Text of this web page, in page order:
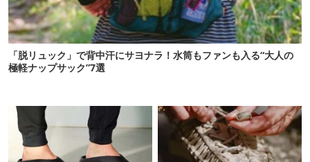
「脱リュック」で背中汗にサヨナラ！水筒もファンも入る“大人の
極軽ナップサック”7選